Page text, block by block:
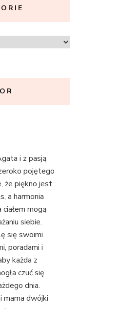
i z pasją
pojętego
że piękno jest
a harmonia
mogą
siebie.
się swoimi
poradami i
każda z
czuć się
dnia.
mama dwójki